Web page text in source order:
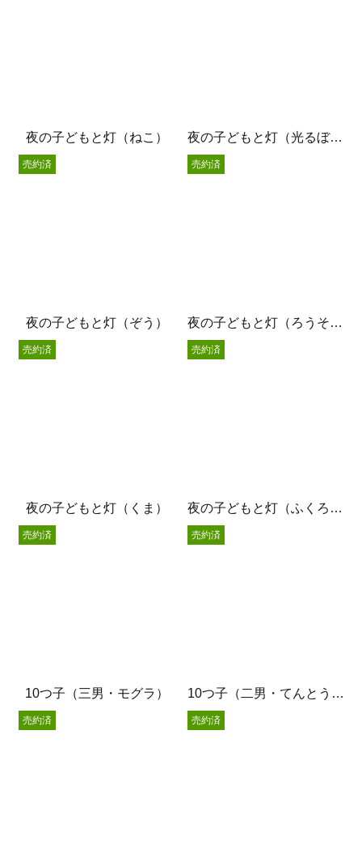
夜の子どもと灯（ねこ） 夜の子どもと灯（光るぼうし）
夜の子どもと灯（ぞう）
売約済
夜の子どもと灯（ろうそくの灯り）
売約済
夜の子どもと灯（くま）
売約済
夜の子どもと灯（ふくろう）
売約済
10つ子（三男・モグラ）
売約済
10つ子（二男・てんとう虫）
売約済
売約済 売約済